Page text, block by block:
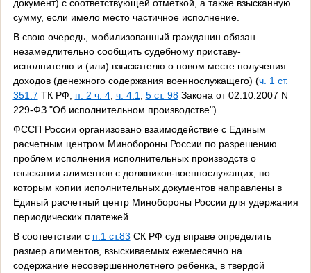
документ) с соответствующей отметкой, а также взысканную
сумму, если имело место частичное исполнение.
В свою очередь, мобилизованный гражданин обязан
незамедлительно сообщить судебному приставу-
исполнителю и (или) взыскателю о новом месте получения
доходов (денежного содержания военнослужащего) (ч. 1 ст.
351.7 ТК РФ; п. 2 ч. 4, ч. 4.1 5 ст. 98Закона от 02.10.2007 N
229-ФЗ "Об исполнительном производстве").
ФССП России организовано взаимодействие с Единым
расчетным центром Минобороны России по разрешению
проблем исполнения исполнительных производств о
взыскании алиментов с должников-военнослужащих, по
которым копии исполнительных документов направлены в
Единый расчетный центр Минобороны России для удержания
периодических платежей.
В соответствии с п.1 ст.83 СК РФ суд вправе определить
размер алиментов, взыскиваемых ежемесячно на
содержание несовершеннолетнего ребенка, в твердой